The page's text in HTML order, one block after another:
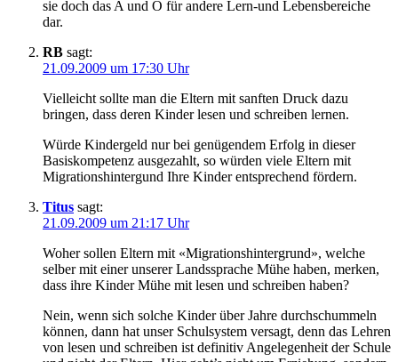
sie doch das A und O für andere Lern-und Lebensbereiche
dar.
RB sagt:
21.09.2009 um 17:30 Uhr
Vielleicht sollte man die Eltern mit sanften Druck dazu
bringen, dass deren Kinder lesen und schreiben lernen.
Würde Kindergeld nur bei genügendem Erfolg in dieser
Basiskompetenz ausgezahlt, so würden viele Eltern mit
Migrationshintergund Ihre Kinder entsprechend fördern.
Titus sagt:
21.09.2009 um 21:17 Uhr
Woher sollen Eltern mit «Migrationshintergrund», welche
selber mit einer unserer Landssprache Mühe haben, merken,
dass ihre Kinder Mühe mit lesen und schreiben haben?
Nein, wenn sich solche Kinder über Jahre durchschummeln
können, dann hat unser Schulsystem versagt, denn das Lehren
von lesen und schreiben ist definitiv Angelegenheit der Schule